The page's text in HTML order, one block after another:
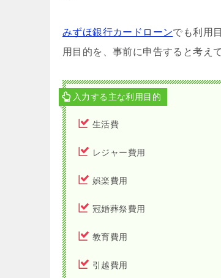
みずほ銀行カードローンでも利用
用目的を、事前に申告すると考え
入力する主な利用目的
生活費
レジャー費用
娯楽費用
冠婚葬祭費用
教育費用
引越費用